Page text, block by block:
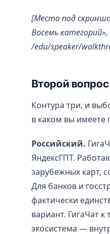
[Место под
Восемь
/edu/speaker/
Второй
Контура три, и
в каком вы имеете
Российский.
ЯндексГПТ.
зарубежных карт,
Для банков и
фактически
вариант. ГигаЧат
экосистема —